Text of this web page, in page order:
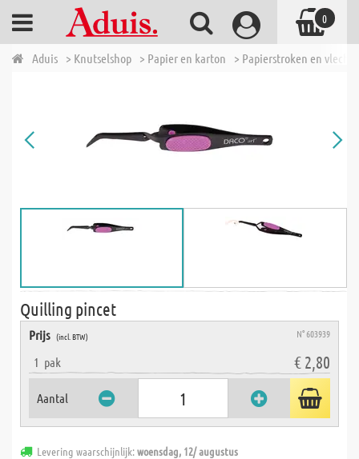
Aduis > Knutselshop > Papier en karton > Papierstroken en
Quilling pincet
Prijs (incl. BTW) N° 603939
1 pak € 2,80
Aantal
Levering waarschijnlijk:woensdag, 12/ augustus
0